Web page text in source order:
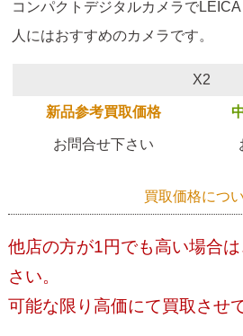
コンパクトデジタルカメラで
人にはおすすめのカメラです。
X2
新品参考買取価格
お問合せ下さい
買取価格につ
他店の方が1円でも高い場合
さい。
可能な限り高価にて買取させ